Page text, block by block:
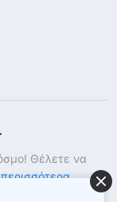
Θέλετε να